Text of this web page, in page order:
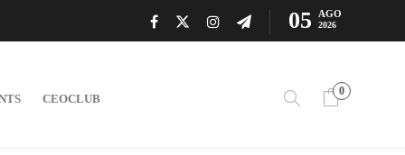
05 AGO
2026
CEOCLUB
0